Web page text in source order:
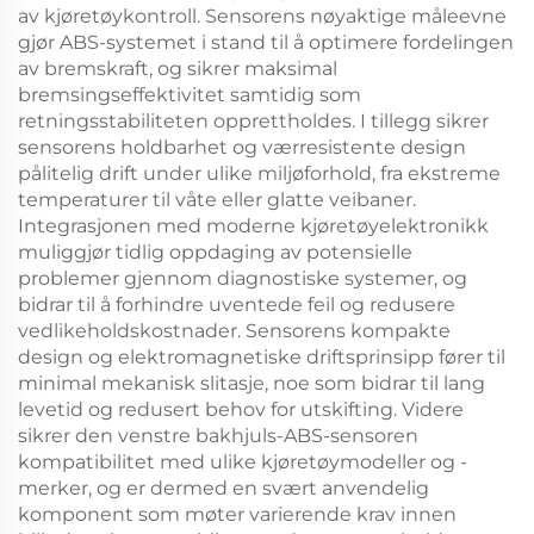
av kjøretøykontroll. Sensorens nøyaktige måleevne
gjør ABS-systemet i stand til å optimere fordelingen
av bremskraft, og sikrer maksimal
bremsingseffektivitet samtidig som
retningsstabiliteten opprettholdes. I tillegg sikrer
sensorens holdbarhet og værresistente design
pålitelig drift under ulike miljøforhold, fra ekstreme
temperaturer til våte eller glatte veibaner.
Integrasjonen med moderne kjøretøyelektronikk
muliggjør tidlig oppdaging av potensielle
problemer gjennom diagnostiske systemer, og
bidrar til å forhindre uventede feil og redusere
vedlikeholdskostnader. Sensorens kompakte
design og elektromagnetiske driftsprinsipp fører til
minimal mekanisk slitasje, noe som bidrar til lang
levetid og redusert behov for utskifting. Videre
sikrer den venstre bakhjuls-ABS-sensoren
kompatibilitet med ulike kjøretøymodeller og -
merker, og er dermed en svært anvendelig
komponent som møter varierende krav innen